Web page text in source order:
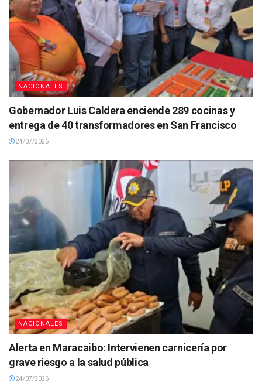
NACIONALES
Gobernador Luis Caldera enciende 289 cocinas y
entrega de 40 transformadores en San Francisco
24/07/2026
NACIONALES
Alerta en Maracaibo: Intervienen carnicería por
grave riesgo a la salud pública
24/07/2026